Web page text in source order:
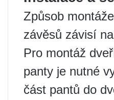
Způsob
závěsů závisí
Pro montáž
panty je nutné
část pantů do